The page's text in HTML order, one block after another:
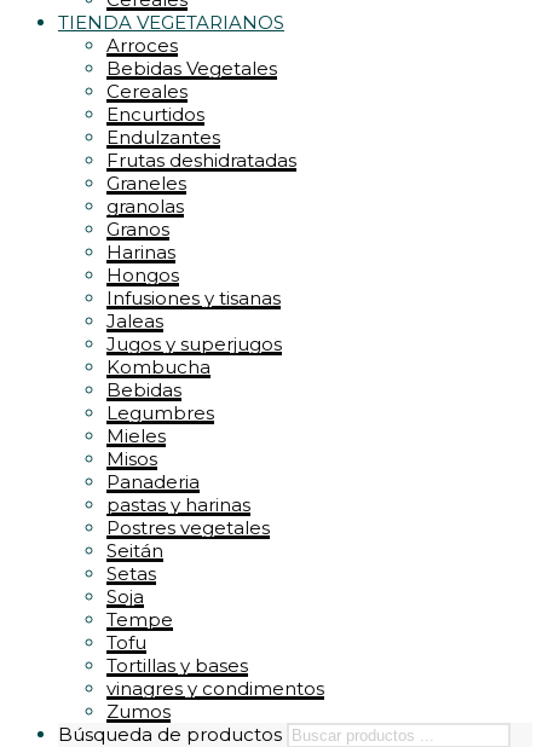
TIENDA VEGETARIANOS
Arroces
Bebidas Vegetales
Cereales
Encurtidos
Endulzantes
Frutas deshidratadas
Graneles
granolas
Granos
Harinas
Hongos
Infusiones y tisanas
Jaleas
Jugos y superjugos
Kombucha
Bebidas
Legumbres
Mieles
Misos
Panaderia
pastas y harinas
Postres vegetales
Seitán
Setas
Soja
Tempe
Tofu
Tortillas y bases
vinagres y condimentos
Zumos
Búsqueda de productos